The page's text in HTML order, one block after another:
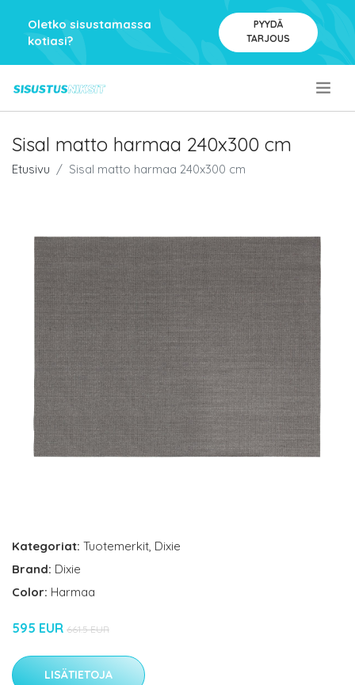
Oletko sisustamassa
kotiasi?
PYYDÄ
TARJOUS
Sisal matto harmaa 240x300 cm
Etusivu Sisal matto harmaa 240x300 cm
Kategoriat: Tuotemerkit, Dixie
Brand: Dixie
Color: Harmaa
595 EUR 661.5 EUR
LISÄTIETOJA